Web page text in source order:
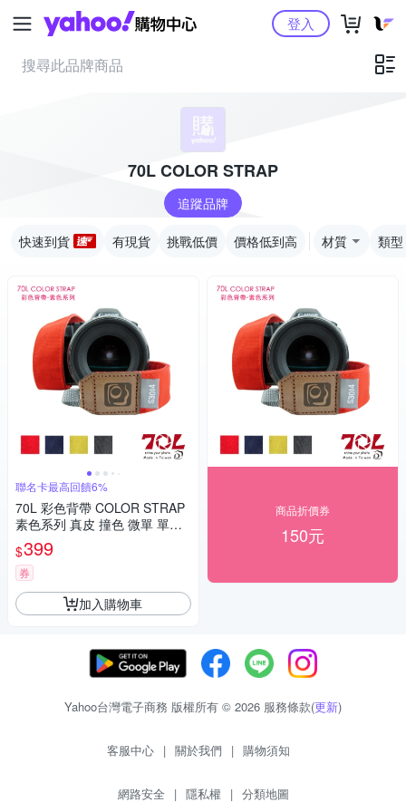
Yahoo購物中心登入
70L COLOR STRAP
追蹤品牌
快速到貨 有現貨 挑戰低價 價格低到高 材質 類型
聯名卡最高回饋6%
70L 彩色背帶 COLOR STRAP
素色系列 真皮 撞色 微單 單眼
適用
$399
券
加入購物車
商品折價券
150元
Yahoo台灣電子商務 版權所有 © 2026 服務條款(更新)
客服中心 | 關於我們 | 購物須知
網路安全 | 隱私權 | 分類地圖